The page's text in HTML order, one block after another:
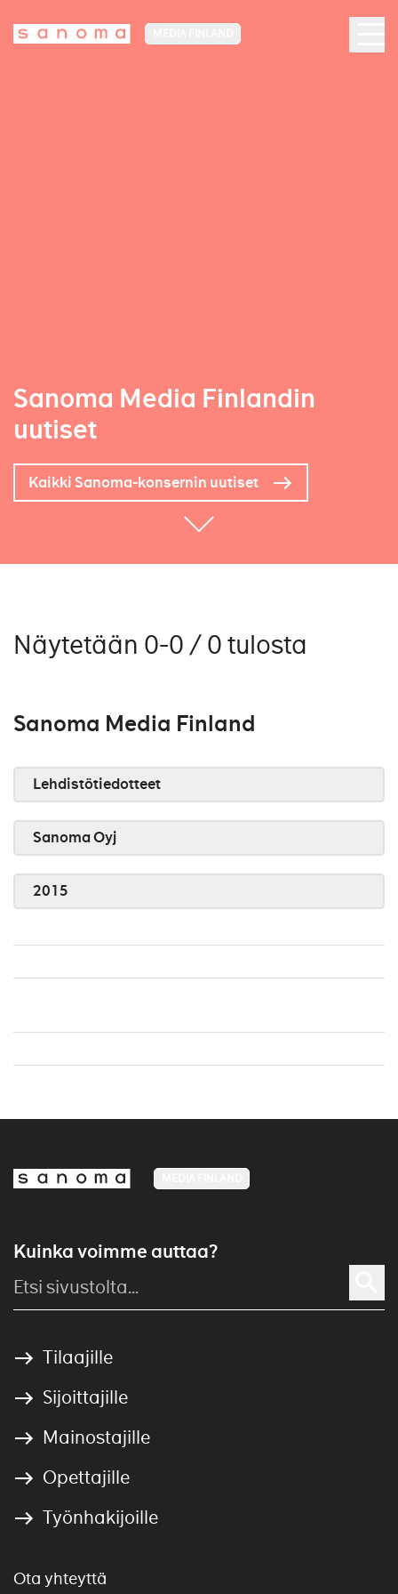
Sanoma Media Finlandin
uutiset
Kaikki Sanoma-konsernin uutiset
Näytetään 0-0 / 0 tulosta
Sanoma Media Finland
Lehdistötiedotteet
Sanoma Oyj
2015
Kuinka voimme auttaa?
Tilaajille
Sijoittajille
Mainostajille
Opettajille
Työnhakijoille
Ota yhteyttä